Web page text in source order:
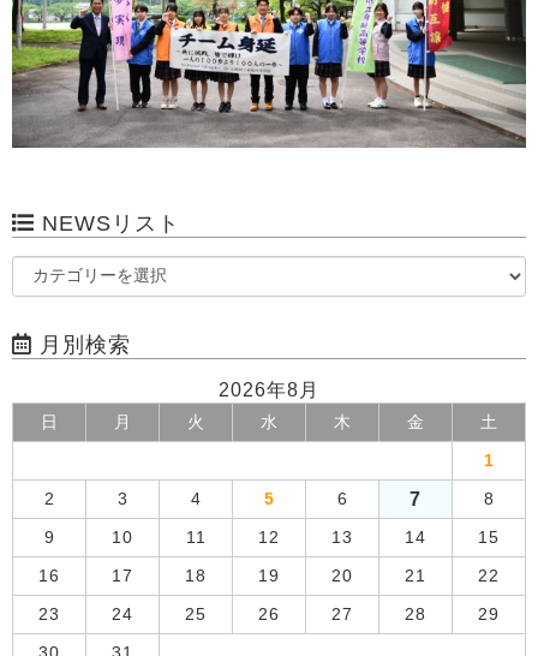
NEWSリスト
月別検索
2026年8月
日 月 火 水 木 金 土
1
2 3 4 5 6 7 8
9 10 11 12 13 14 15
16 17 18 19 20 21 22
23 24 25 26 27 28 29